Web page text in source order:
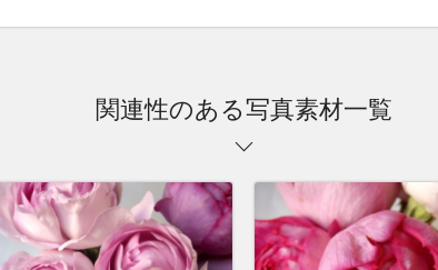
関連性のある写真素材一覧